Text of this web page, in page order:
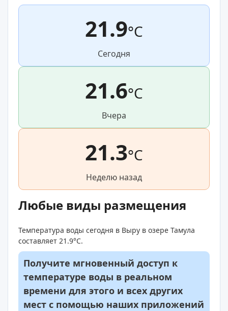
21.9°C
Сегодня
21.6°C
Вчера
21.3°C
Неделю назад
Любые виды размещения
Температура воды сегодня в Выру в озере Тамула
составляет 21.9°C.
Получите мгновенный доступ к
температуре воды в реальном
времени для этого и всех других
мест с помощью наших приложений